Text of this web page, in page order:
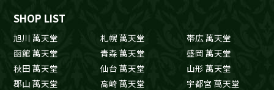
SHOP LIST
旭川 萬天堂 札幌 萬天堂
帯広 萬天堂
函館 萬天堂
青森 萬天堂
盛岡 萬天堂
秋田 萬天堂
仙台 萬天堂
山形 萬天堂
郡山 萬天堂
高崎 萬天堂
宇都宮 萬天堂